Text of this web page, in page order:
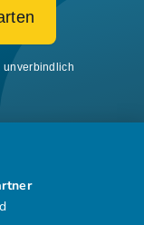
unverbindlich